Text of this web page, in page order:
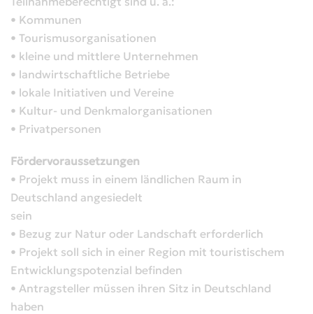
• Kommunen
• Tourismusorganisationen
• kleine und mittlere Unternehmen
• landwirtschaftliche Betriebe
• lokale Initiativen und Vereine
• Kultur- und Denkmalorganisationen
• Privatpersonen
Fördervoraussetzungen
• Projekt muss in einem ländlichen Raum in
Deutschland angesiedelt
sein
• Bezug zur Natur oder Landschaft erforderlich
• Projekt soll sich in einer Region mit touristischem
Entwicklungspotenzial befinden
• Antragsteller müssen ihren Sitz in Deutschland
haben